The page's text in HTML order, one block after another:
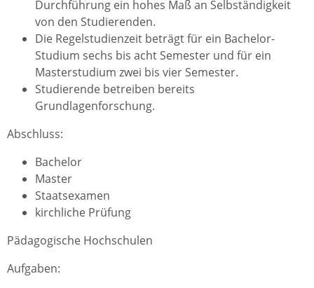
Durchführung ein hohes Maß an Selbständigkeit
von den Studierenden.
Die Regelstudienzeit beträgt für ein Bachelor-
Studium sechs bis acht Semester und für ein
Masterstudium zwei bis vier Semester.
Studierende betreiben bereits
Grundlagenforschung.
Abschluss:
Bachelor
Master
Staatsexamen
kirchliche Prüfung
Pädagogische Hochschulen
Aufgaben: